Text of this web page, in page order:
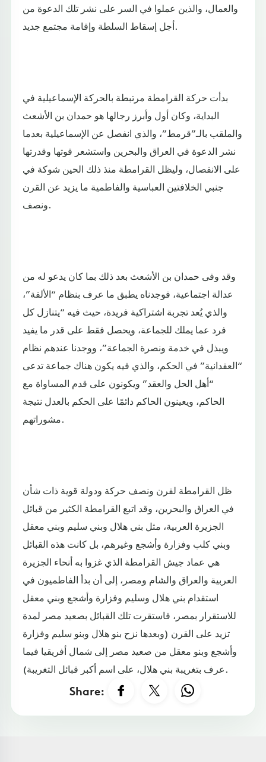
والعمال، والذين عملوا في السر على نشر تلك الدعوة من
أجل إسقاط السلطة وإقامة مجتمع جديد.
بدأت حركة القرامطة مرتبطة بالحركة الإسماعيلية في
البداية، وكان أول وأبرز رجالها هو حمدان بن الأشعث
والملقب بالـ”قرمط”، والذي انفصل عن الإسماعيلية بعدما
نشر الدعوة في العراق والبحرين واستشعر قوتها وقدرتها
على الانفصال، وليظل القرامطة منذ ذلك الحين شوكة في
جنبي الخلافتين العباسية والفاطمية ما يزيد عن القرن
ونصف.
وقد وفى حمدان بن الأشعث بعد ذلك بما كان يدعو له من
عدالة اجتماعية، فوجدناه يطبق ما عرف بنظام “الألفة”،
والذي يُعد تجربة اشتراكية فريدة، حيث فيه “يتنازل كل
فرد عما يملك للجماعة، ويحصل فقط على قدر ما يفيد
ويبذل في خدمة ونصرة الجماعة”، ووجدنا عندهم نظام
“العقدانية” في الحكم، والذي فيه يكون هناك جماعة تدعى
“أهل الحل والعقد” ويكونون على قدم المساواة مع
الحاكم، ويعينون الحاكم دائمًا على الحكم بالعدل نتيجة
مشوراتهم.
ظل القرامطة لقرن ونصف حركة ودولة قوية ذات شأن
في العراق والبحرين، وقد اتبع القرامطة الكثير من قبائل
الجزيرة العربية، مثل بني هلال وبني سليم وبني معقل
وبني كلب وفزارة وأشجع وغيرهم، بل كانت هذه القبائل
هي عماد جيش القرامطة الذي غزوا به أنحاء الجزيرة
العربية والعراق والشام ومصر، إلى أن بدأ الفاطميون في
استقدام بني هلال وسليم وفزارة وأشجع وبني معقل
للاستقرار بمصر، فاستقرت تلك القبائل بصعيد مصر لمدة
تزيد على القرن (وبعدها نزح بنو هلال وبنو سليم وفزارة
وأشجع وبنو معقل من صعيد مصر إلى شمال أفريقيا فيما
عرف بتغريبة بني هلال، على اسم أكبر قبائل التغريبة).
Share: